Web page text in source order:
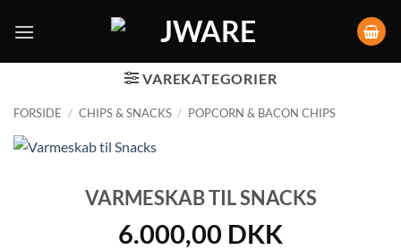
VAREKATEGORIER
FORSIDE / CHIPS & SNACKS / POPCORN & BACON CHIPS
VARMESKAB TIL SNACKS
6.000,00 DKK